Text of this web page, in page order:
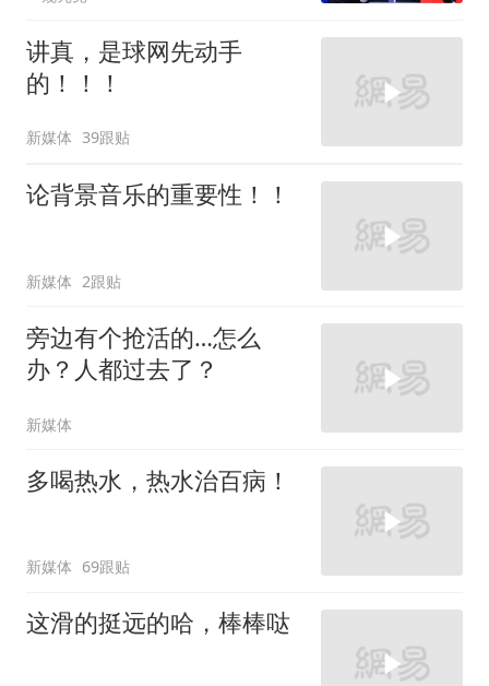
讲真，是球网先动手
的！！！
新媒体 39跟贴
论背景音乐的重要性！！
新媒体 2跟贴
旁边有个抢活的…怎么
办？人都过去了？
新媒体
多喝热水，热水治百病！
新媒体 69跟贴
这滑的挺远的哈，棒棒哒